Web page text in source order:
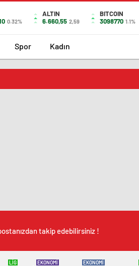
0.32%
ALTIN
6.660,55 2,59
BITCOIN
3098770 1.1%
Spor Kadın
takip edebilirsiniz !
LİG EKONOMİ EKONOMİ